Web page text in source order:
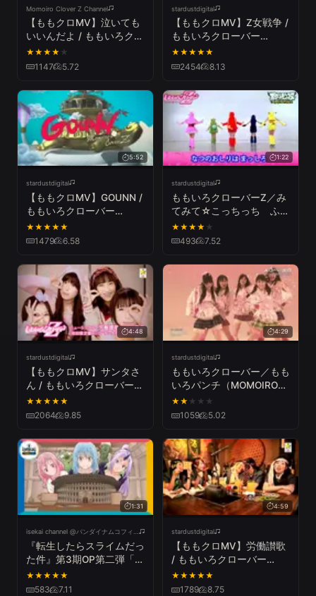
Momoiro Clover Z Channel
【ももクロMV】泣いても
いいんだよ / ももいろクロ
ーバーZ（NAITEMO
IINDAYO／MOMOIRO
★★★★ ★
1147 5.72
stardustdigital
【ももクロMV】Z女戦争 /
ももいろクローバー
Z（MOMOIRO CLOVER Z
／OTOME SENSOU）
★★★★★
2454 8.13
5:52
stardustdigital
【ももクロMV】GOUNN /
ももいろクローバー
Z（MOMOIRO CLOVER Z
／GOUNN）
★★★★★
1479 6.58
1:22
stardustdigital
ももいろクローバーZ／み
てみて☆こっちっち ふり
つけビデオ（MOMOIRO
CLOVER Z／MITEMITE
★★★★ ★
493 7.52
4:48
stardustdigital
【ももクロMV】サンタさ
ん / ももいろクローバー
Z（MOMOIRO CLOVER Z
／SANTA SAN）
★★★★★
2064 9.85
4:29
stardustdigital
ももいろクローバー／もも
いろパンチ（MOMOIRO
CLOVER／MOMOIRO
PUNCH）
★★ ★ ★ ★
1059 5.02
1:31
isekai channel @バンダイナムコフィルムワークス
『転生したらスライムだっ
た件』第3期OP第二弾「レ
ナセールセレナーデ」
★★★★★
583 7.11
4:59
stardustdigital
【ももクロMV】労働讃歌
/ ももいろクローバー
Z（MOMOIRO CLOVER Z
／ROUDOU SANKA）
★★★★★
1789 8.75